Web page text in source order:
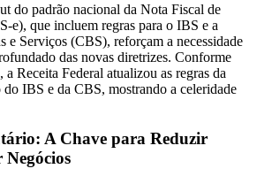
do padrão nacional da Nota Fiscal de
e), que incluem regras para o IBS e a
e Serviços (CBS), reforçam a necessidade
das novas diretrizes. Conforme
Receita Federal atualizou as regras da
IBS e da CBS, mostrando a celeridade
A Chave para Reduzir
Negócios